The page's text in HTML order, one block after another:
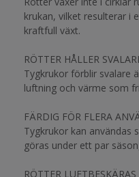
krukan, vilket resulterar i
kraftfull växt.
RÖTTER HÅLLER
Tygkrukor förblir svalare
luftning och värme som
FÄRDIG FÖR FLERA
Tygkrukor kan användas
göras under ett par
RÖTTER LUFTBESKÄRAS